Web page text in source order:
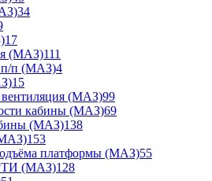
34
17
(МАЗ)111
п/п (МАЗ)4
15
(МАЗ)99
кабины (МАЗ)69
(МАЗ)138
153
платформы (МАЗ)55
(МАЗ)128